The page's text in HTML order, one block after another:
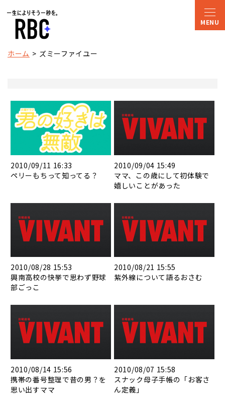
ホーム ズミーファイユー
2010/09/11 16:33
ペリーもちって知ってる？
2010/09/04 15:49
ママ、この歳にして初体験で
嬉しいことがあった
2010/08/28 15:53
興南高校の快挙で思わず野球
部ごっこ
2010/08/21 15:55
紫外線について語るおさむ
2010/08/14 15:56
携帯の番号整理で昔の男？を
思い出すママ
2010/08/07 15:58
スナック母子手帳の「お客さ
ん定義」